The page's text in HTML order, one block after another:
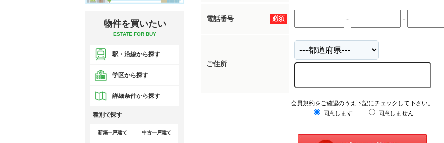
必須
電話番号 - -
ご住所
会員規約をご確認のうえ下記にチェックして下さい。
同意します
同意しません
物件を買いたい
ESTATE FOR BUY
駅・沿線から探す
学区から探す
詳細条件から探す
種別で探す
新築一戸建て 中古一戸建て